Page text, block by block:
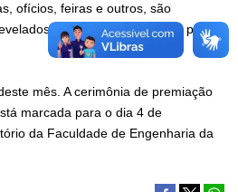
ofícios, feiras e outros, são
nos vídeos produzidos para a
mês. A cerimônia de premiação
marcada para o dia 4 de
da Faculdade de Engenharia da